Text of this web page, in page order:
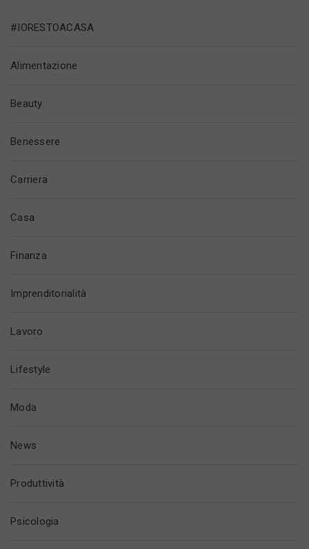
#IORESTOACASA
Alimentazione
Beauty
Benessere
Carriera
Casa
Finanza
Imprenditorialità
Lavoro
Lifestyle
Moda
News
Produttività
Psicologia